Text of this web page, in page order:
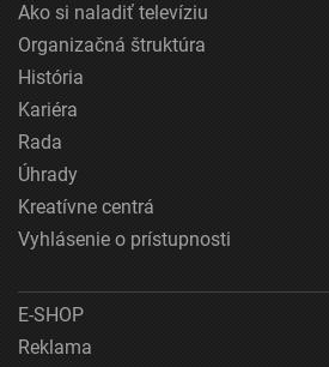
Ako si naladiť televíziu
Organizačná štruktúra
História
Kariéra
Rada
Úhrady
Kreatívne centrá
Vyhlásenie o prístupnosti
E-SHOP
Reklama